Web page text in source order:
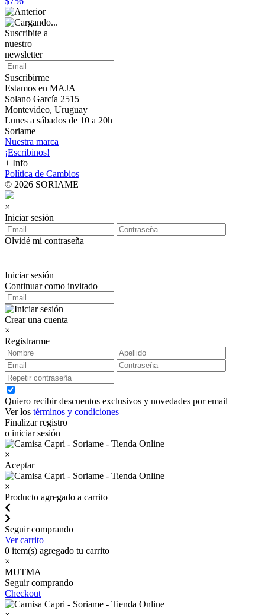
Suscribite a
nuestro
newsletter
Suscribirme
Estamos en MAJA
Solano García 2515
Montevideo, Uruguay
Lunes a sábados de 10 a 20h
Soriame
Nuestra marca
¡Escribinos!
+ Info
Política de Cambios
© 2026 SORIAME
×
Iniciar sesión
Olvidé mi contraseña
Iniciar sesión
Continuar como invitado
Crear una cuenta
×
Registrarme
Quiero recibir descuentos exclusivos y novedades por email
Ver los términos y condiciones
Finalizar registro
o iniciar sesión
×
Aceptar
×
Producto agregado a carrito
Seguir comprando
Ver carrito
0 item(s) agregado tu carrito
×
MUTMA
Seguir comprando
Checkout